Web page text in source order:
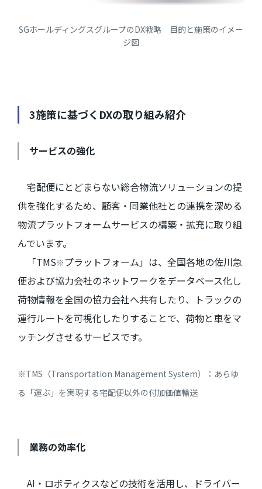
SGホールディングスグループのDX戦略 目的と施策のイメー
ジ図
3施策に基づく DXの取り組み紹介
サービスの強化
宅配便にとどまらない総合物流ソリューションの提
供を強化するため、顧客・同業他社との連携を深める
物流プラットフォームサービスの構築・拡充に取り組
んでいます。
「TMS※ プラットフォーム」は、全国各地の佐川急
便および協力会社のネットワークをデータベース化し
荷物情報を全国の協力会社へ共有したり、トラックの
運行ルートを可視化したりすることで、荷物と車をマ
ッチングさせるサービスです。
※TMS（Transportation Management System）：あらゆ
る「運ぶ」を実現する宅配便以外の付加価値輸送
業務の効率化
AI・ロボティクスなどの技術を活用し、ドライバー